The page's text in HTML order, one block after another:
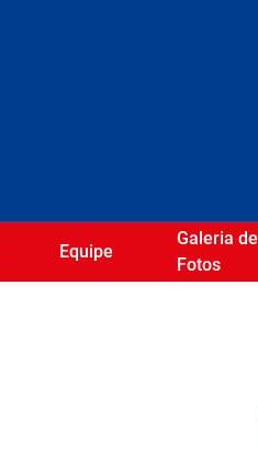
Equipe
Galeria de
Fotos